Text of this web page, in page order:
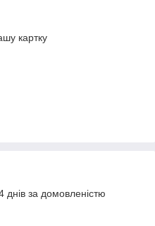
картку
за домовленістю